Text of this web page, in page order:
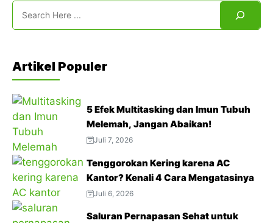
Search
Artikel Populer
5 Efek Multitasking dan Imun Tubuh
Melemah, Jangan Abaikan!
Juli 7, 2026
Tenggorokan Kering karena AC
Kantor? Kenali 4 Cara Mengatasinya
Juli 6, 2026
Saluran Pernapasan Sehat untuk